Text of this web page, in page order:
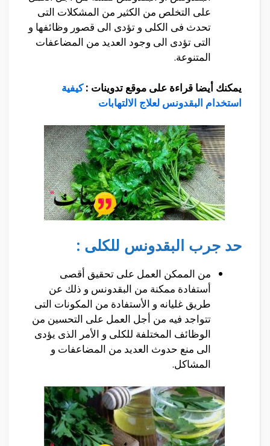
على التخلص من الكثير من المشكلات التى
تحدث فى الكلى و تؤدى الى قصور وظائفها و
التى تؤدى الى وجود العديد من المضاعفات
المتنوعة.
يمكنك أيضا قراءة على موقع تدوينات :كيفية
استخدام البقدونس لعلاج الالتهابات
حد جرب البقدونس للكلى :
من الممكن العمل على تحقيق أقصى
أستفادة ممكنة من البقدونس و ذلك عن
طريق غليانه و الأستفادة من المكونات التى
تتواجد فيه من أجل العمل على التحسين من
الوظائف المختلفة للكلى و الأمر الذى يؤدى
الى منع حدوث العديد من المضاعفات و
المشاكل.